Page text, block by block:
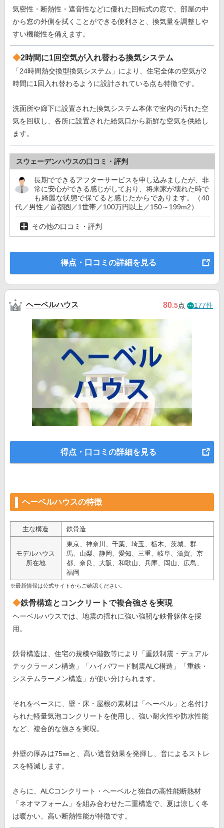
気密性・断熱性・遮音性などに優れた回転式の窓で、部屋の中
から窓の外側を拭くことができる便利さと、換気量を調整しや
すい機能性を備えます。
2時間に1回空気が入れ替わる換気システム
「24時間熱交換型換気システム」により、住宅全体の空気が2
時間に1回入れ替わるように設計されている点も特徴です。
洗面所や廊下に設置された換気システム本体で室内の汚れた空
気を回収し、各所に設置された給気口から新鮮な空気を供給し
ます。
スウェーデンハウスの口コミ・評判
長期でできるアフターサービスを申し込みましたが、非
常に安心ができる感じがしており、将来家が壊れた時で
も綺麗な状態で保てると感じたからであります。（40
代／男性／首都圏／1世帯／100万円以上／150～199m2）
その他の口コミ・評判
得点・口コミの詳細を見る
ヘーベルハウス 80.5点 177件
得点・口コミの詳細を見る
ヘーベルハウスの特徴
主な構造 鉄骨造
モデルハウス
所在地
東京、神奈川、千葉、埼玉、栃木、茨城、群
馬、山梨、静岡、愛知、三重、岐阜、滋賀、京
都、奈良、大阪、和歌山、兵庫、岡山、広島、
福岡
※最新情報は公式サイトからご確認ください。
鉄骨構造とコンクリートで複合強さを実現
ヘーベルハウスでは、地震の揺れに強い強靭な鉄骨躯体を採
用。
鉄骨構造は、住宅の規模や階数等により「重鉄制震・デュアル
テックラーメン構造」「ハイパワード制震ALC構造」「重鉄・
システムラーメン構造」が使い分けられます。
それをベースに、壁・床・屋根の素材は「ヘーベル」と名付け
られた軽量気泡コンクリートを使用し、強い耐火性や防水性能
など、複合的な強さを実現。
外壁の厚みは75㎜と、高い遮音効果を発揮し、音によるストレ
スを軽減します。
さらに、ALCコンクリート・ヘーベルと独自の高性能断熱材
「ネオマフォーム」を組み合わせた二重構造で、夏は涼しく冬
は暖かい、高い断熱性能が特徴です。